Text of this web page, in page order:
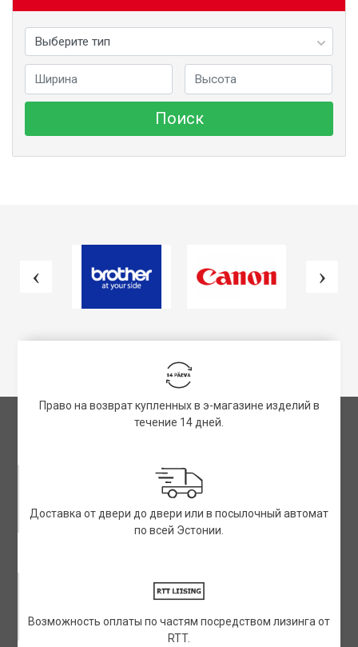
Поиск
Право на возврат купленных в э-магазине изделий в
течение 14 дней.
Доставка от двери до двери или в посылочный автомат
по всей Эстонии.
Возможность оплаты по частям посредством лизинга от
RTT.